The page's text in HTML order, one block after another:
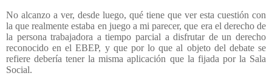
No alcanzo a ver, desde luego, qué tiene que ver esta cuestión con
la que realmente estaba en juego a mi parecer, que era el derecho de
la persona trabajadora a tiempo parcial a disfrutar de un derecho
reconocido en el EBEP, y que por lo que al objeto del debate se
refiere debería tener la misma aplicación que la fijada por la Sala
Social.